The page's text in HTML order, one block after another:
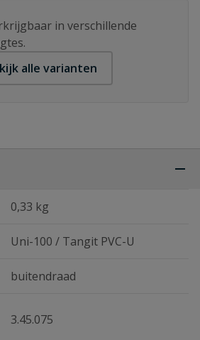
in verschillende
alle varianten
0,33 kg
Uni-100 / Tangit PVC-U
buitendraad
3.45.075